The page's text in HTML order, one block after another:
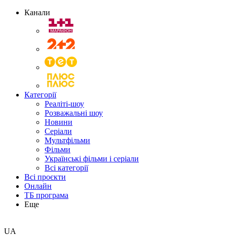
Канали
Категорії
Реаліті-шоу
Розважальні шоу
Новини
Серіали
Мультфільми
Фільми
Українські фільми і серіали
Всі категорії
Всі проєкти
Онлайн
ТБ програма
Еще
UA